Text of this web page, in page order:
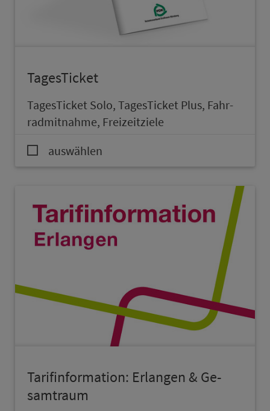
TagesTicket
TagesTicket Solo, TagesTicket Plus, Fahr­
rad­mit­nah­me, Frei­zeitziele
auswählen
Ta­rif­in­for­ma­ti­on: Erlangen & Ge­
samt­raum